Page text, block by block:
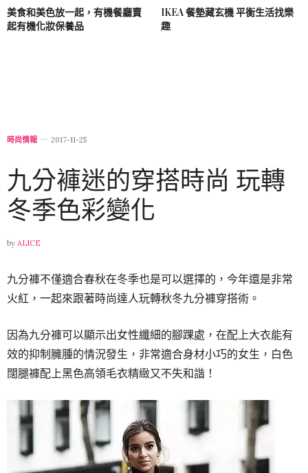
美食和美色放一起，有機餐廳賣
起有機化妝保養品
IKEA 餐墊藏玄機 平衡生活找樂
趣
時尚情報 2017-11-25
九分褲迷的穿搭時尚 玩轉
冬季色彩變化
by ALICE
九分褲不僅適合春秋在冬季也是可以選擇的，今年還是非常
火紅，一起來跟著時尚達人玩轉秋冬九分褲穿搭術。
因為九分褲可以顯示出女性纖細的腳踝處，在配上大衣能有
效的抑制臃腫的情況發生，非常適合身材小巧的女生，白色
闊腿褲配上黑色高領毛衣精緻又不失和諧！